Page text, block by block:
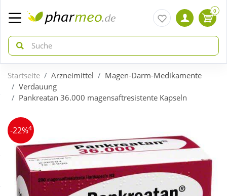
zurück
Aktuelle Coupons
Gratis dazu
zurück
Arzneimittel
Bio & Genuss
0
Startseite Arzneimittel
Magen-Darm-Medikamente
Verdauung
Pankreatan 36.000 magensaftresistente Kapseln
-22%4